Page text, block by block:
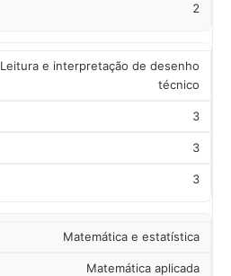
2
Leitura e interpretação de desenho
técnico
3
3
3
Matemática e estatística
Matemática aplicada